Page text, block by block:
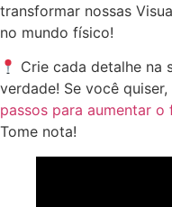
transformar nossas
no mundo físico!
Crie cada detalhe na
verdade! Se você
passos para aumentar
Tome nota!